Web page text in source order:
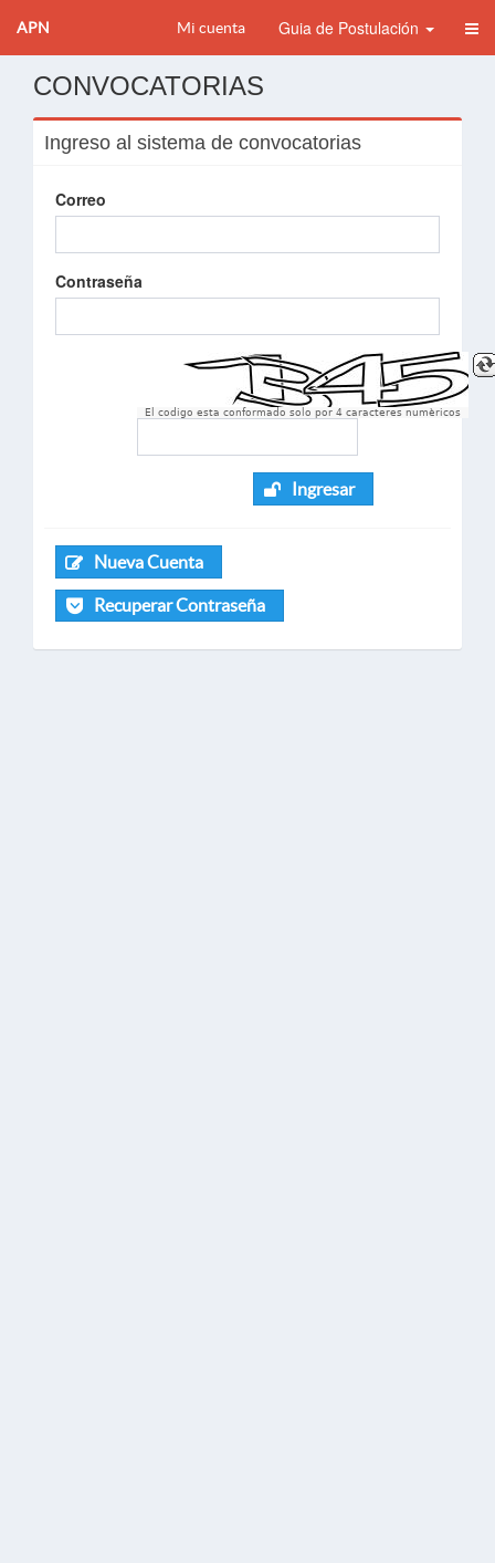
APN Mi cuenta Guia de Postulación
CONVOCATORIAS
Ingreso al sistema de convocatorias
Correo
Contraseña
El codigo esta conformado solo por 4 caracteres numèricos
Ingresar
Nueva Cuenta
Recuperar Contraseña